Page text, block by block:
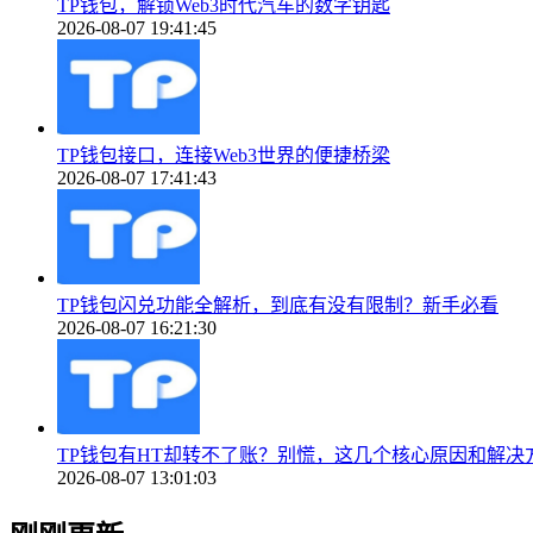
TP钱包，解锁Web3时代汽车的数字钥匙
2026-08-07 19:41:45
TP钱包接口，连接Web3世界的便捷桥梁
2026-08-07 17:41:43
TP钱包闪兑功能全解析，到底有没有限制？新手必看
2026-08-07 16:21:30
TP钱包有HT却转不了账？别慌，这几个核心原因和解决
2026-08-07 13:01:03